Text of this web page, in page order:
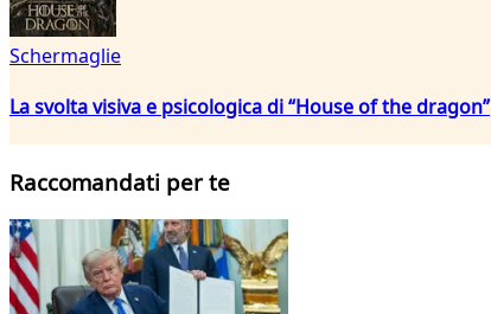
Schermaglie
La svolta visiva e psicologica di “House of the dragon”
Raccomandati per te